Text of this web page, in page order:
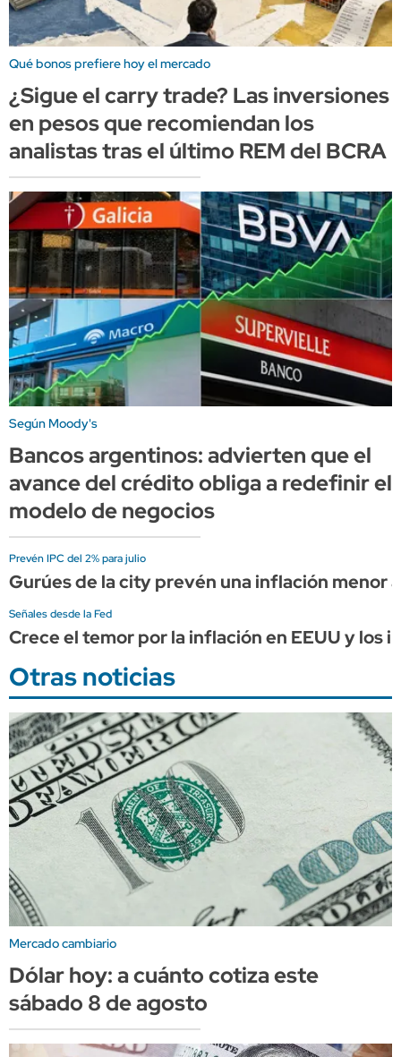
Qué bonos prefiere hoy el mercado
¿Sigue el carry trade? Las inversiones
en pesos que recomiendan los
analistas tras el último REM del BCRA
Según Moody's
Bancos argentinos: advierten que el
avance del crédito obliga a redefinir el
modelo de negocios
Prevén IPC del 2% para julio
Gurúes de la city prevén una inflación menor
Señales desde la Fed
Crece el temor por la inflación en EEUU y los
Otras noticias
Mercado cambiario
Dólar hoy: a cuánto cotiza este
sábado 8 de agosto